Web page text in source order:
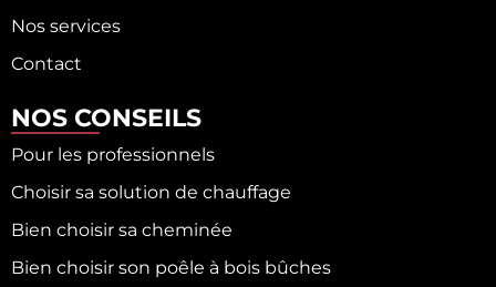
Nos services
Contact
NOS CONSEILS
Pour les professionnels
Choisir sa solution de chauffage
Bien choisir sa cheminée
Bien choisir son poêle à bois bûches